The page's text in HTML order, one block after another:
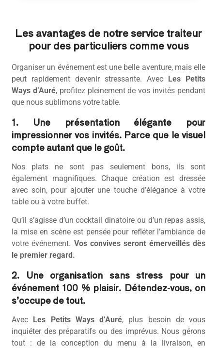
Les avantages de notre service traiteur
pour des particuliers comme vous
Organiser un événement est une belle aventure, mais elle
peut rapidement devenir stressante. Avec
Les Petits
Ways d’Auré, profitez pleinement de vos invités pendant
que nous sublimons votre table.
1. Une présentation élégante pour
impressionner vos invités. Parce que le visuel
compte autant que le goût.
Nos plats ne sont pas seulement bons, ils sont
également magnifiques. Chaque création est dressée
avec soin, pour ajouter une touche d’élégance à votre
table ou à votre buffet.
Qu’il s’agisse d’un cocktail dinatoire ou d’un repas assis,
la mise en scène est pensée pour refléter l’ambiance de
votre événement. Vos convives seront émerveillés dès
le premier regard.
2. Une organisation sans stress pour un
événement 100 % plaisir. Détendez-vous, on
s’occupe de tout.
Avec Les Petits Ways d’Auré, plus besoin de vous
inquiéter des préparatifs ou des imprévus. Nous gérons
tout : de la conception du menu à la livraison, en